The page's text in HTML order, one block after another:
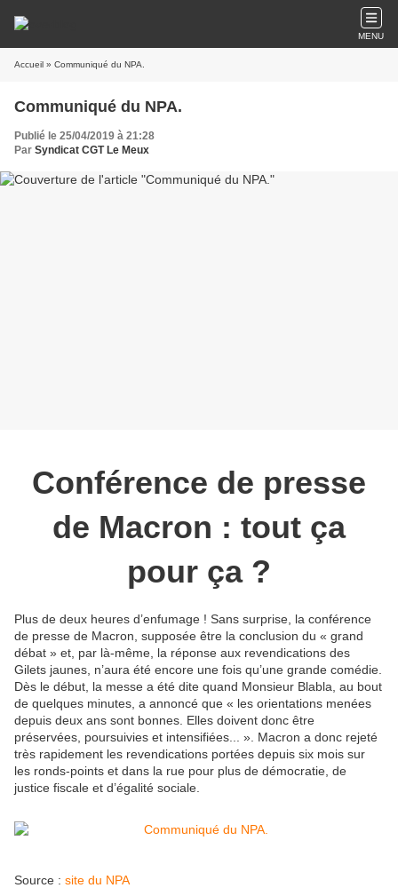
MENU
Accueil » Communiqué du NPA.
Communiqué du NPA.
Publié le 25/04/2019 à 21:28
Par Syndicat CGT Le Meux
Conférence de presse
de Macron : tout ça
pour ça ?
Plus de deux heures d’enfumage ! Sans surprise, la conférence
de presse de Macron, supposée être la conclusion du « grand
débat » et, par là-même, la réponse aux revendications des
Gilets jaunes, n’aura été encore une fois qu’une grande comédie.
Dès le début, la messe a été dite quand Monsieur Blabla, au bout
de quelques minutes, a annoncé que « les orientations menées
depuis deux ans sont bonnes. Elles doivent donc être
préservées, poursuivies et intensifiées... ». Macron a donc rejeté
très rapidement les revendications portées depuis six mois sur
les ronds-points et dans la rue pour plus de démocratie, de
justice fiscale et d’égalité sociale.
Source : site du NPA